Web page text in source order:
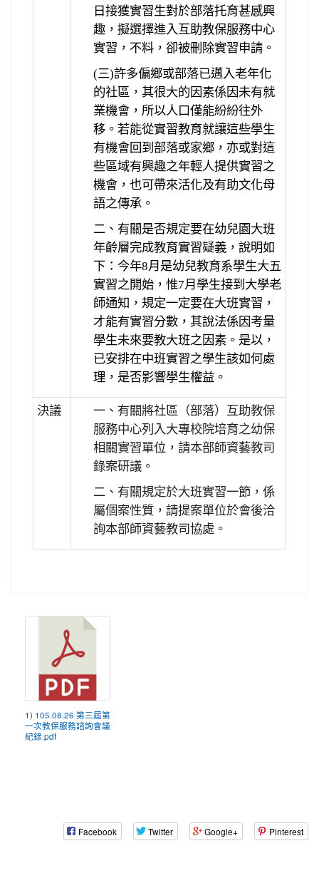
日接獲實習生對於部落托育甚感興
趣，擬選擇進入互助教保服務中心
實習，不料，卻被刪除實習申請。
(三)許多偏鄉或部落已邁入老年化
的社區，其很大的因素係因未有就
業機會，所以人口僅能紛紛往外
移。若能從實習教育就讓這些學生
有機會回到部落或家鄉，亦或對這
些區域有興趣之年輕人提供實習之
機會，也可帶來活化及有助文化母
語之傳承。
二、有關是否規定要在幼兒園大班
年齡層完成教育實習疑義，說明如
下：今年8月是幼兒教育系學生大五
實習之開始，惟7月學生接到大學老
師通知，規定一定要在大班實習，
才能有實習分數，其說法係因考量
學生未來要教大班之因素。是以，
已安排在中班實習之學生該如何處
理，是否影響學生權益。
決議
一、有關將社區（部落）互助教保
服務中心列入大專校院培育之幼保
相關實習單位，請本部師資藝教司
錄案研議。
二、有關規定於大班實習一節，係
屬個案性質，請提案單位於會後洽
詢本部師資藝教司協處。
1) 105.08.26 第三屆第
一次教保服務諮詢會議
紀錄.pdf
Facebook Twitter Google+ Pinterest